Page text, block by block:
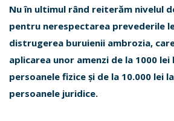
Nu în ultimul rând reiterăm nivelul
pentru nerespectarea prevederile
distrugerea buruienii ambrozia,
aplicarea unor amenzi de la 1000
persoanele fizice și de la 10.000 lei
persoanele juridice.